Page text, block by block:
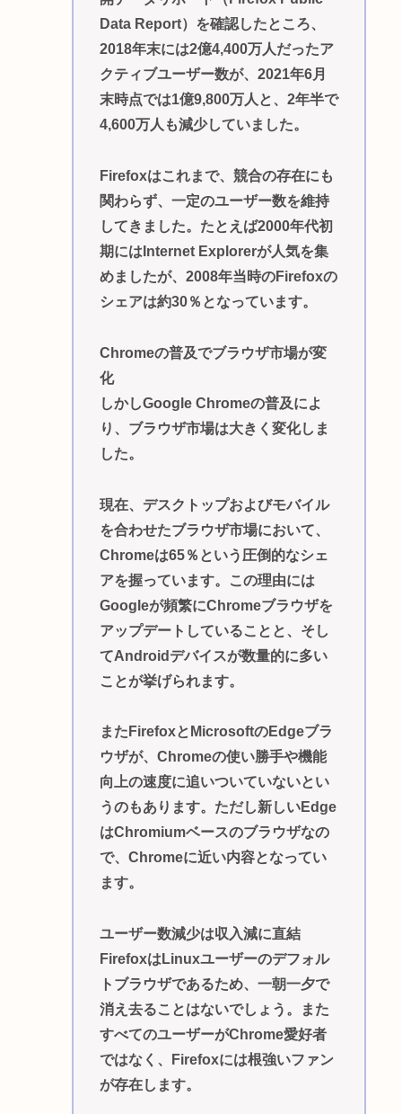
Data Report）を確認したところ、
2018年末には2億4,400万人だったア
クティブユーザー数が、2021年6月
末時点では1億9,800万人と、2年半で
4,600万人も減少していました。
Firefoxはこれまで、競合の存在にも
関わらず、一定のユーザー数を維持
してきました。たとえば2000年代初
期にはInternet Explorerが人気を集
めましたが、2008年当時のFirefoxの
シェアは約30％となっています。
Chromeの普及でブラウザ市場が変
化
しかしGoogle Chromeの普及によ
り、ブラウザ市場は大きく変化しま
した。
現在、デスクトップおよびモバイル
を合わせたブラウザ市場において、
Chromeは65％という圧倒的なシェ
アを握っています。この理由には
Googleが頻繁にChromeブラウザを
アップデートしていることと、そし
てAndroidデバイスが数量的に多い
ことが挙げられます。
またFirefoxとMicrosoftのEdgeブラ
ウザが、Chromeの使い勝手や機能
向上の速度に追いついていないとい
うのもあります。ただし新しいEdge
はChromiumベースのブラウザなの
で、Chromeに近い内容となってい
ます。
ユーザー数減少は収入減に直結
FirefoxはLinuxユーザーのデフォル
トブラウザであるため、一朝一夕で
消え去ることはないでしょう。また
すべてのユーザーがChrome愛好者
ではなく、Firefoxには根強いファン
が存在します。